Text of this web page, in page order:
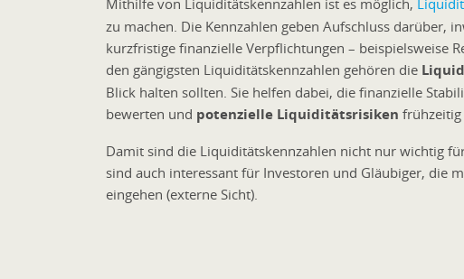
Mithilfe von Liquiditätskennzahlen ist es möglich,
zu machen. Die Kennzahlen geben Aufschluss darüber,
kurzfristige finanzielle Verpflichtungen – beispielsweise
den gängigsten Liquiditätskennzahlen gehören die
Blick halten sollten. Sie helfen dabei, die finanzielle
bewerten und potenzielle Liquiditätsrisiken
Damit sind die Liquiditätskennzahlen nicht nur wichtig
sind auch interessant für Investoren und Gläubiger, die
eingehen (externe Sicht).